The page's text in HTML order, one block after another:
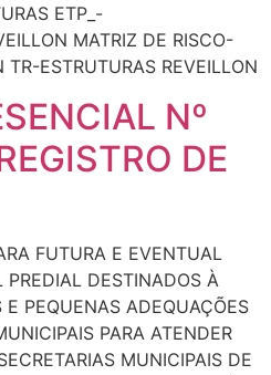
ETP_-
MATRIZ DE RISCO-
TR-ESTRUTURAS REVEILLON
Nº
DE
FUTURA E EVENTUAL
PREDIAL DESTINADOS À
E PEQUENAS ADEQUAÇÕES
PARA ATENDER
MUNICIPAIS DE